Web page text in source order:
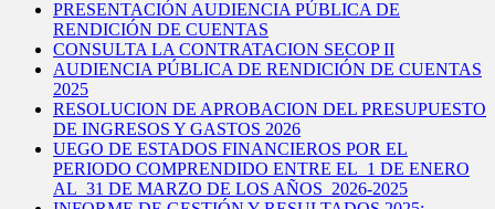
PRESENTACIÓN AUDIENCIA PÚBLICA DE
RENDICIÓN DE CUENTAS
CONSULTA LA CONTRATACION SECOP II
AUDIENCIA PÚBLICA DE RENDICIÓN DE CUENTAS
2025
RESOLUCION DE APROBACION DEL PRESUPUESTO
DE INGRESOS Y GASTOS 2026
UEGO DE ESTADOS FINANCIEROS POR EL
PERIODO COMPRENDIDO ENTRE EL 1 DE ENERO
AL 31 DE MARZO DE LOS AÑOS 2026-2025